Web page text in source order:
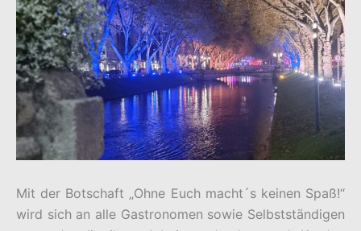
Mit der Botschaft „Ohne Euch macht´s keinen Spaß!“
wird sich an alle Gastronomen sowie Selbstständigen